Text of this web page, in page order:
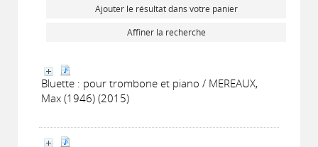
Ajouter le résultat dans votre panier
Affiner la recherche
Bluette : pour trombone et piano / MEREAUX,
Max (1946) (2015)